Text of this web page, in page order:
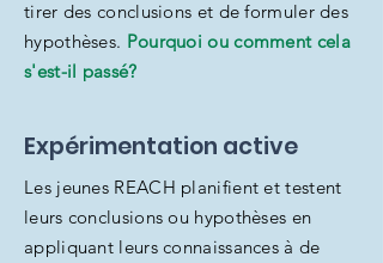
tirer des conclusions et de formuler des
hypothèses. Pourquoi ou comment cela
s'est-il passé?
Expérimentation active
Les jeunes REACH planifient et testent
leurs conclusions ou hypothèses en
appliquant leurs connaissances à de